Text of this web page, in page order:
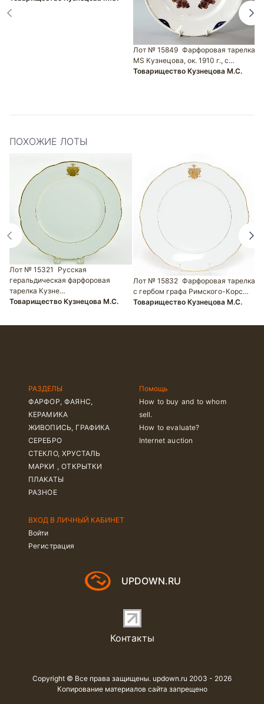
Лот № 15849 Фарфоровая тарелка
MS Кузнецова, ок. 1910 г., с…
Товарищество Кузнецова М.С.
ПОХОЖИЕ ЛОТЫ
Лот № 15321
Русская
геральдическая фарфоровая
тарелка Кузне…
Товарищество Кузнецова М.С.
Лот № 15832 Фарфоровая тарелка
с гербом графа Римского-Корс…
Товарищество Кузнецова М.С.
РАЗДЕЛЫ
ФАРФОР, ФАЯНС,
КЕРАМИКА
ЖИВОПИСЬ, ГРАФИКА
СЕРЕБРО
СТЕКЛО, ХРУСТАЛЬ
МАРКИ , ОТКРЫТКИ
ПЛАКАТЫ
РАЗНОЕ
Помощь
How to buy and to whom
sell.
How to evaluate?
Internet auction
ВХОД В ЛИЧНЫЙ КАБИНЕТ
Войти
Регистрация
UPDOWN.RU
Контакты
Copyright © Все права защищены. updown.ru 2003 - 2026
Копирование материалов сайта запрещено